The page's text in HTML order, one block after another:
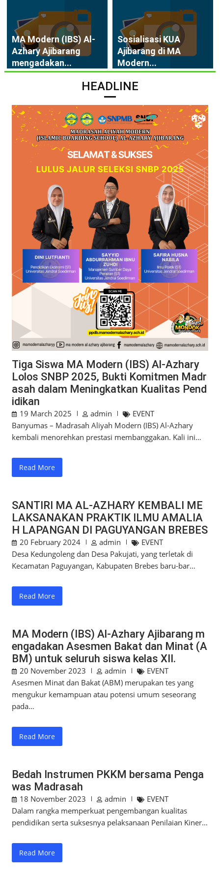
MA Modern (IBS) Al-
Azhary Ajibarang
mengadakan...
Sosialisasi KUA
Ajibarang di MA
Modern...
HEADLINE
Tiga Siswa MA Modern (IBS) Al-Azhary
Lolos SNBP 2025, Bukti Komitmen Madr
asah dalam Meningkatkan Kualitas Pend
idikan
19 March 2025 admin
EVENT
Banyumas – Madrasah Aliyah Modern (IBS) Al-Azhary
kembali menorehkan prestasi membanggakan. Kali ini…
Read More
SANTIRI MA AL-AZHARY KEMBALI ME
LAKSANAKAN PRAKTIK ILMU AMALIA
H LAPANGAN DI PAGUYANGAN BREBES
20 February 2024 admin
EVENT
Desa Kedungoleng dan Desa Pakujati, yang terletak di
Kecamatan Paguyangan, Kabupaten Brebes baru-bar…
Read More
MA Modern (IBS) Al-Azhary Ajibarang m
engadakan Asesmen Bakat dan Minat (A
BM) untuk seluruh siswa kelas XII.
20 November 2023 admin
EVENT
Asesmen Minat dan Bakat (ABM) merupakan tes yang
mengukur kemampuan atau potensi umum seseorang
pada…
Read More
Bedah Instrumen PKKM bersama Penga
was Madrasah
18 November 2023 admin
EVENT
Dalam rangka memperkuat pengembangan kualitas
pendidikan serta suksesnya pelaksanaan Penilaian Kiner…
Read More